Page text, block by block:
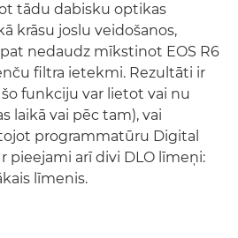
tādu dabisku optikas
krāsu joslu veidošanos,
nedaudz mīkstinot EOS R6
filtra ietekmi. Rezultāti ir
funkciju var lietot vai nu
laikā vai pēc tam), vai
programmatūru Digital
pieejami arī divi DLO līmeņi:
līmenis.